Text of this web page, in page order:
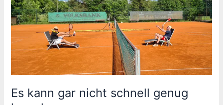
Es kann gar nicht schnell genug